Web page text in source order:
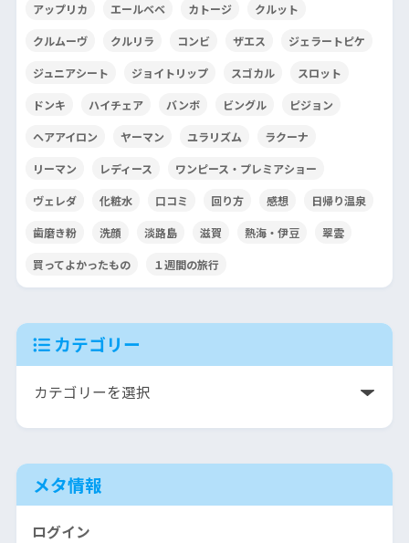
アップリカ エールベベ カトージ クルット
クルムーヴ クルリラ コンビ ザエス ジェラートピケ
ジュニアシート ジョイトリップ スゴカル スロット
ドンキ ハイチェア バンボ ビングル ピジョン
ヘアアイロン ヤーマン ユラリズム ラクーナ
リーマン レディース ワンピース・プレミアショー
ヴェレダ 化粧水 口コミ 回り方 感想 日帰り温泉
歯磨き粉 洗顔 淡路島 滋賀 熱海・伊豆 翠雲
買ってよかったもの １週間の旅行
カテゴリー
メタ情報
ログイン